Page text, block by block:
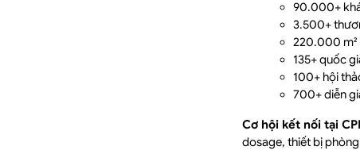
90.000+
3.500+
220.000 m²
135+ quốc
100+ hội
700+ diễn
Cơ hội kết nối tại
dosage, thiết bị